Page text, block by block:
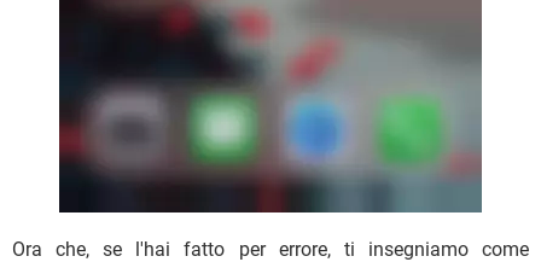
Ora che, se l'hai fatto per errore, ti insegniamo come